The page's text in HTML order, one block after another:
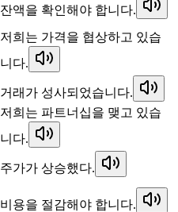
잔액을 확인해야 합니다.
저희는 가격을 협상하고 있습
니다.
거래가 성사되었습니다.
저희는 파트너십을 맺고 있습
니다.
주가가 상승했다.
비용을 절감해야 합니다.